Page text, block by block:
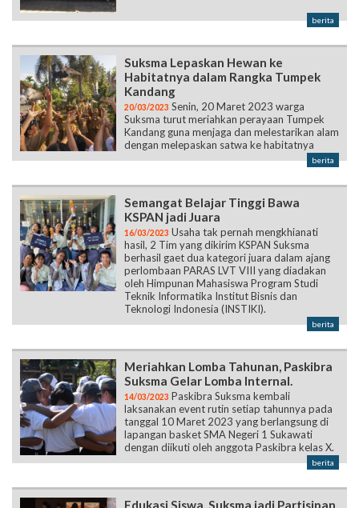
berita
Suksma Lepaskan Hewan ke
Habitatnya dalam Rangka Tumpek
Kandang
20/03/2023 Senin, 20 Maret 2023 warga
Suksma turut meriahkan perayaan Tumpek
Kandang guna menjaga dan melestarikan alam
dengan melepaskan satwa ke habitatnya
berita
Semangat Belajar Tinggi Bawa
KSPAN jadi Juara
16/03/2023 Usaha tak pernah mengkhianati
hasil, 2 Tim yang dikirim KSPAN Suksma
berhasil gaet dua kategori juara dalam ajang
perlombaan PARAS LVT VIII yang diadakan
oleh Himpunan Mahasiswa Program Studi
Teknik Informatika Institut Bisnis dan
Teknologi Indonesia (INSTIKI).
berita
Meriahkan Lomba Tahunan, Paskibra
Suksma Gelar Lomba Internal.
14/03/2023 Paskibra Suksma kembali
laksanakan event rutin setiap tahunnya pada
tanggal 10 Maret 2023 yang berlangsung di
lapangan basket SMA Negeri 1 Sukawati
dengan diikuti oleh anggota Paskibra kelas X.
berita
Edukasi Siswa, Suksma jadi Partisipan